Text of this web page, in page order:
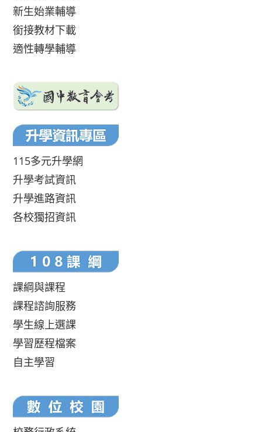
新生始業輔導
銜接教材下載
適性轉學輔導
115多元升學網
升學考試資訊
升學進路資訊
各校獨招資訊
課綱與課程
課程諮詢服務
學生線上選課
學習歷程檔案
自主學習